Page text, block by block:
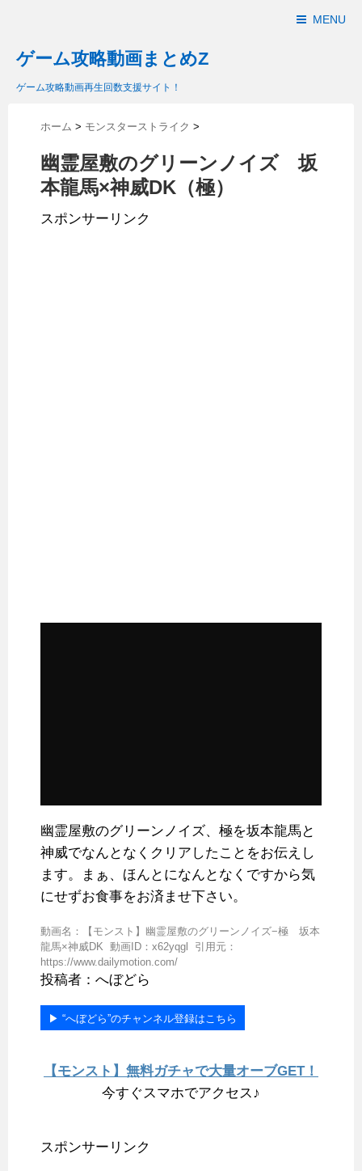
MENU
ゲーム攻略動画まとめZ
ゲーム攻略動画再生回数支援サイト！
ホーム > モンスターストライク >
幽霊屋敷のグリーンノイズ 坂
本龍馬×神威DK（極）
スポンサーリンク
幽霊屋敷のグリーンノイズ、極を坂本龍馬と
神威でなんとなくクリアしたことをお伝えし
ます。まぁ、ほんとになんとなくですから気
にせずお食事をお済ませ下さい。
動画名：【モンスト】幽霊屋敷のグリーンノイズ−極 坂本
龍馬×神威DK 動画ID：x62yqgl 引用元：
https://www.dailymotion.com/
投稿者：へぼどら
▶︎ “へぼどら”のチャンネル登録はこちら
【モンスト】無料ガチャで大量オーブGET！
今すぐスマホでアクセス♪
スポンサーリンク